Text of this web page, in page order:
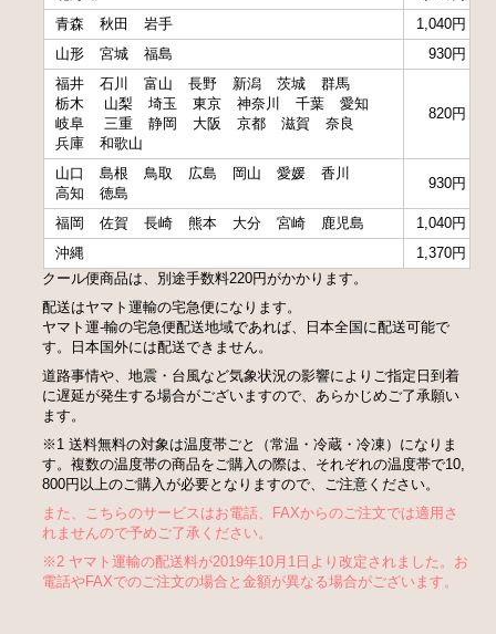
青森
秋田 岩手
1,040円
山形
宮城 福島
930円
福井
石川 富山 長野 新潟 茨城
群馬
栃木
山梨 埼玉 東京 神奈川 千葉
愛知
岐阜
三重 静岡 大阪 京都 滋賀
奈良
兵庫
和歌山
820円
山口 島根 鳥取 広島 岡山 愛媛
香川
高知
徳島
930円
福岡 佐賀 長崎 熊本 大分 宮崎 鹿児島
1,040円
沖縄
1,370円
クール便商品は、別途手数料220円がかかります。
配送はヤマト運輸の宅急便になります。
ヤマト運-輸の宅急便配送地域であれば、日本全国に配送可能で
す。日本国外には配送できません。
道路事情や、地震・台風など気象状況の影響によりご指定日到着
に遅延が発生する場合がございますので、あらかじめご了承願い
ます。
※1 送料無料の対象は温度帯ごと（常温・冷蔵・冷凍）になりま
す。複数の温度帯の商品をご購入の際は、それぞれの温度帯で10,
800円以上のご購入が必要となりますので、ご注意ください。
また、こちらのサービスはお電話、FAXからのご注文では適用さ
れませんので予めご了承ください。
※2 ヤマト運輸の配送料が2019年10月1日より改定されました。お
電話やFAXでのご注文の場合と金額が異なる場合がございます。